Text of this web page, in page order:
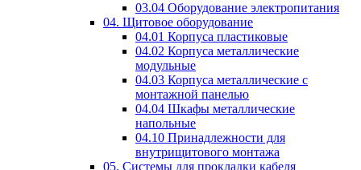
03.04 Оборудование электропитания
04. Щитовое оборудование
04.01 Корпуса пластиковые
04.02 Корпуса металлические
модульные
04.03 Корпуса металлические с
монтажной панелью
04.04 Шкафы металлические
напольные
04.10 Принадлежности для
внутрищитового монтажа
05. Системы для прокладки кабеля